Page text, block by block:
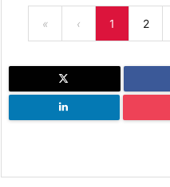
« ‹ 1 2